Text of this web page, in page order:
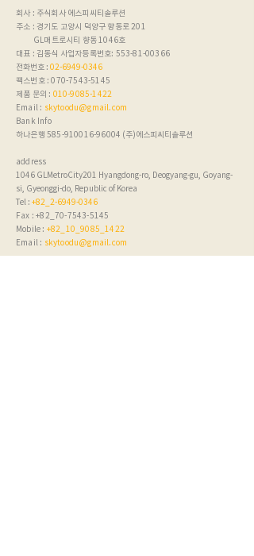
회사 : 주식회사 에스피씨티솔루션
주소 : 경기도 고양시 덕양구 향동로 201
GL매트로시티 향동 1046호
대표 : 김동식 사업자등록번호: 553-81-00366
전화번호 : 02-6949-0346
팩스번호 :070-7543-5145
제품 문의 : 010-9085-1422
Email : skytoodu@gmail.com
Bank Info
하나은행 585-910016-96004 (주)에스피씨티솔루션
address
1046 GLMetroCity201 Hyangdong-ro, Deogyang-gu, Goyang-
si, Gyeonggi-do, Republic of Korea
Tel : +82_2-6949-0346
Fax : +82_70-7543-5145
Mobile : +82_10_9085_1422
Email : skytoodu@gmail.com